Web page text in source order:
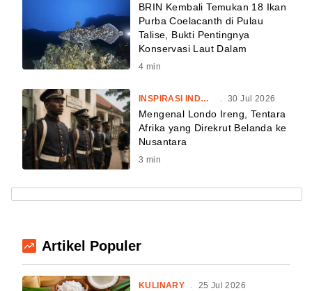
BRIN Kembali Temukan 18 Ikan
Purba Coelacanth di Pulau
Talise, Bukti Pentingnya
Konservasi Laut Dalam
4 min
INSPIRASI INDONESIA 30 Jul 2026
Mengenal Londo Ireng, Tentara
Afrika yang Direkrut Belanda ke
Nusantara
3 min
Artikel Populer
KULINARY . 25 Jul 2026